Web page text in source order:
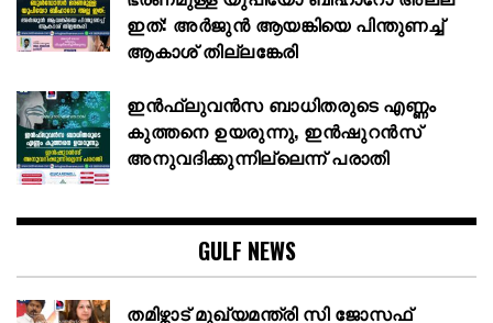
ഇത്: അര്‍ജുന്‍ ആയങ്കിയെ പിന്തുണച്ച്
ആകാശ് തില്ലങ്കേരി
ഇൻഫ്ലുവൻസ ബാധിതരുടെ എണ്ണം
കുത്തനെ ഉയരുന്നു, ഇൻഷുറൻസ്
അനുവദിക്കുന്നില്ലെന്ന് പരാതി
GULF NEWS
തമിഴ്നാട് മുഖ്യമന്ത്രി സി ജോസഫ്